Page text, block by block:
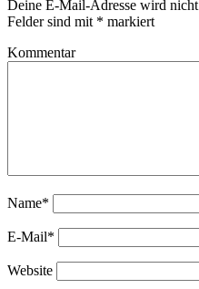
Deine E-Mail-Adresse wird
Felder sind mit * markiert
Kommentar
Name*
E-Mail*
Website